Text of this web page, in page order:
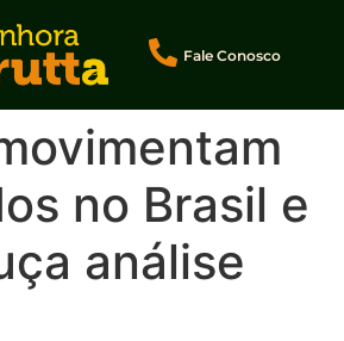
Fale Conosco
no Brasil e
análise